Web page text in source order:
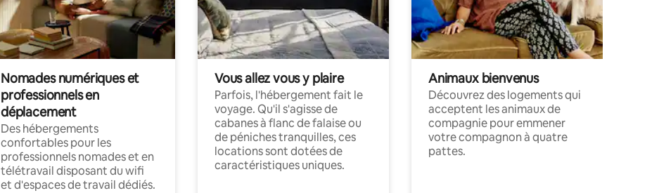
Nomades numériques et
professionnels en
déplacement
Des hébergements
confortables pour les
professionnels nomades et en
télétravail disposant du wifi
et d'espaces de travail dédiés.
Vous allez vous y plaire
Parfois, l'hébergement fait le
voyage. Qu'il s'agisse de
cabanes à flanc de falaise ou
de péniches tranquilles, ces
locations sont dotées de
caractéristiques uniques.
Animaux bienvenus
Découvrez des logements qui
acceptent les animaux de
compagnie pour emmener
votre compagnon à quatre
pattes.